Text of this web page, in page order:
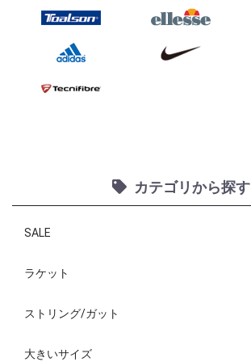
カテゴリから探す
SALE
ラケット
ストリング/ガット
大きいサイズ